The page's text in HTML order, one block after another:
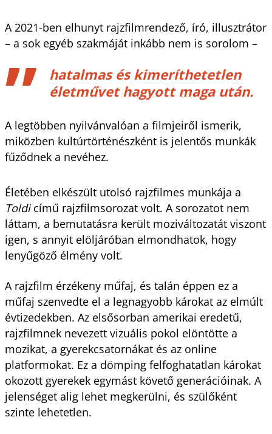
A 2021-ben elhunyt rajzfilmrendező, író, illusztrátor
– a sok egyéb szakmáját inkább nem is sorolom –
hatalmas és kimeríthetetlen
életművet hagyott maga után.
A legtöbben nyilvánvalóan a filmjeiről ismerik,
miközben kultúrtörténészként is jelentős munkák
fűződnek a nevéhez.
Életében elkészült utolsó rajzfilmes munkája a
Toldicímű rajzfilmsorozat volt. A sorozatot nem
láttam, a bemutatásra került moziváltozatát viszont
igen, s annyit elöljáróban elmondhatok, hogy
lenyűgöző élmény volt.
A rajzfilm érzékeny műfaj, és talán éppen ez a
műfaj szenvedte el a legnagyobb károkat az elmúlt
évtizedekben. Az elsősorban amerikai eredetű,
rajzfilmnek nevezett vizuális pokol elöntötte a
mozikat, a gyerekcsatornákat és az online
platformokat. Ez a dömping felfoghatatlan károkat
okozott gyerekek egymást követő generációinak. A
jelenséget alig lehet megkerülni, és szülőként
szinte lehetetlen.